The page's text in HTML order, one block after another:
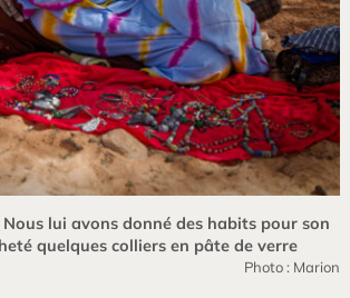
lui avons donné des habits pour son
quelques colliers en pâte de verre
Photo : Marion